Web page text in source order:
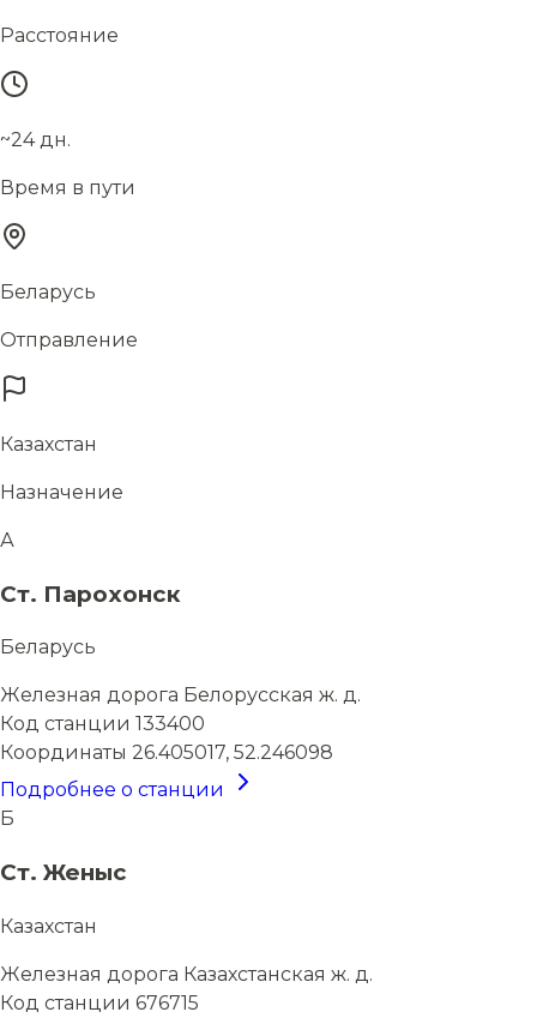
Расстояние
~24 дн.
Время в пути
Беларусь
Отправление
Казахстан
Назначение
А
Ст. Парохонск
Беларусь
Железная дорога Белорусская ж. д.
Код станции 133400
Координаты 26.405017, 52.246098
Подробнее о станции
Б
Ст. Женыс
Казахстан
Железная дорога Казахстанская ж. д.
Код станции 676715